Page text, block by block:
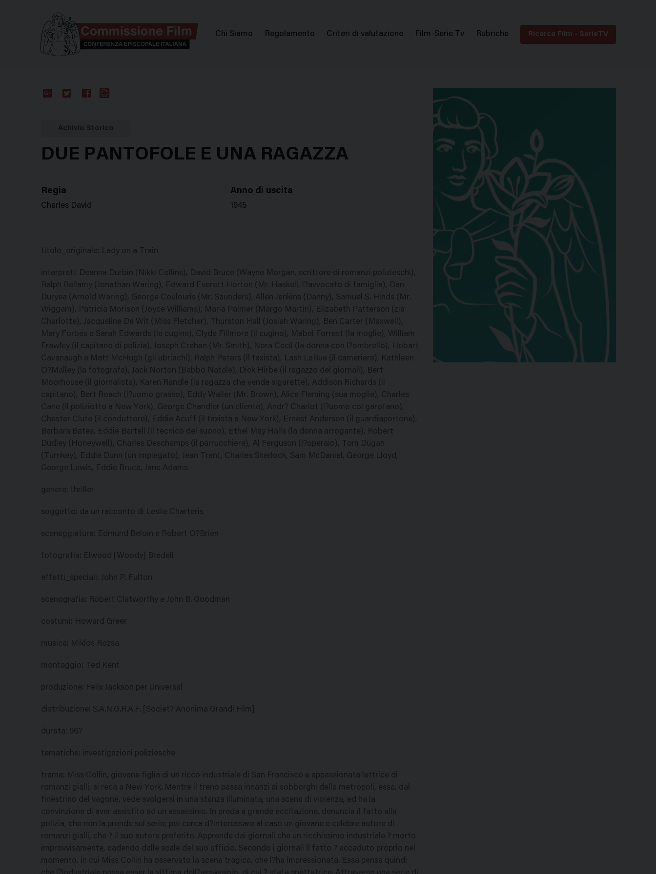
Menu
Chi Siamo Regolamento Criteri di valutazione Film-Serie Tv Rubriche Ricerca Film - SerieTV
DUE PANTOFOLE E UNA RAGAZZA
Regia
Charles David
Anno di uscita
1945
titolo_originale: Lady on a Train
interpreti: Deanna Durbin (Nikki Collins), David Bruce (Wayne Morgan, scrittore di romanzi polizieschi),
Ralph Bellamy (Jonathan Waring), Edward Everett Horton (Mr. Haskell, l?avvocato di famiglia), Dan
Duryea (Arnold Waring), George Coulouris (Mr. Saunders), Allen Jenkins (Danny), Samuel S. Hinds (Mr.
Wiggam), Patricia Morison (Joyce Williams), Maria Palmer (Margo Martin), Elizabeth Patterson (zia
Charlotte), Jacqueline De Wit (Miss Fletcher), Thurston Hall (Josiah Waring), Ben Carter (Maxwell),
Mary Forbes e Sarah Edwards (le cugine), Clyde Fillmore (il cugino), Mabel Forrest (la moglie), William
Frawley (il capitano di polizia), Joseph Crehan (Mr. Smith), Nora Cecil (la donna con l?ombrello), Hobart
Cavanaugh e Matt McHugh (gli ubriachi), Ralph Peters (il taxista), Lash LaRue (il cameriere), Kathleen
O?Malley (la fotografa), Jack Norton (Babbo Natale), Dick Hirbe (il ragazzo dei giornali), Bert
Moorhouse (il giornalista), Karen Randle (la ragazza che vende sigarette), Addison Richards (il
capitano), Bert Roach (l?uomo grasso), Eddy Waller (Mr. Brown), Alice Fleming (sua moglie), Charles
Cane (il poliziotto a New York), George Chandler (un cliente), Andr? Charlot (l?uomo col garofano),
Chester Clute (il conduttore), Eddie Acuff (il taxista a New York), Ernest Anderson (il guardiaportone),
Barbara Bates, Eddie Bartell (il tecnico del suono), Ethel May Halls (la donna arrogante), Robert
Dudley (Honeywell), Charles Deschamps (il parrucchiere), Al Ferguson (l?operaio), Tom Dugan
(Turnkey), Eddie Dunn (un impiegato), Jean Trent, Charles Sherlock, Sam McDaniel, George Lloyd,
George Lewis, Eddie Bruce, Jane Adams
genere: thriller
soggetto: da un racconto di Leslie Charteris
sceneggiatura: Edmund Beloin e Robert O?Brien
fotografia: Elwood [Woody] Bredell
effetti_speciali: John P. Fulton
scenografia: Robert Clatworthy e John B. Goodman
costumi: Howard Greer
musica: Miklos Rozsa
montaggio: Ted Kent
produzione: Felix Jackson per Universal
distribuzione: S.A.N.G.R.A.F. [Societ? Anonima Grandi Film]
durata: 96?
tematiche: investigazioni poliziesche
trama: Miss Collin, giovane figlia di un ricco industriale di San Francisco e appassionata lettrice di
romanzi gialli, si reca a New York. Mentre il treno passa innanzi ai sobborghi della metropoli, essa, dal
finestrino del vagone, vede svolgersi in una stanza illuminata, una scena di violenza, ed ha la
convinzione di aver assistito ad un assassinio. In preda a grande eccitazione, denuncia il fatto alla
polizia, che non la prende sul serio; poi cerca d?interessare al caso un giovane e celebre autore di
romanzi gialli, che ? il suo autore preferito. Apprende dai giornali che un ricchissimo industriale ? morto
improvvisamente, cadendo dalle scale del suo ufficio. Secondo i giornali il fatto ? accaduto proprio nel
momento, in cui Miss Collin ha osservato la scena tragica, che l?ha impressionata. Essa pensa quindi